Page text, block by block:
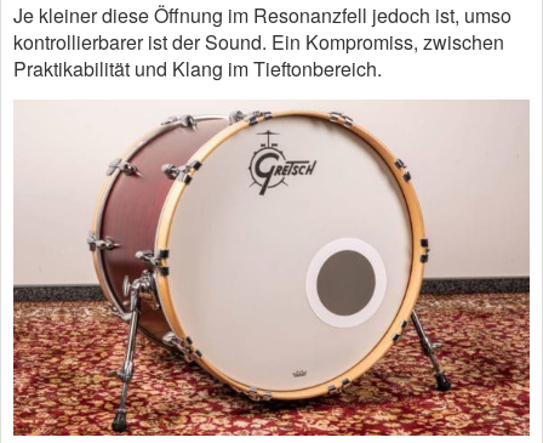
Je kleiner diese Öffnung im Resonanzfell jedoch ist, umso
kontrollierbarer ist der Sound. Ein Kompromiss, zwischen
Praktikabilität und Klang im Tieftonbereich.